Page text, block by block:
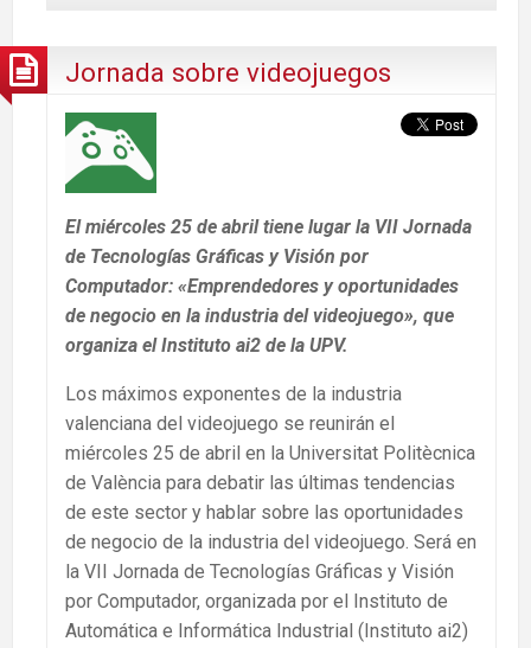
Jornada sobre videojuegos
El miércoles 25 de abril tiene lugar la VII Jornada
de Tecnologías Gráficas y Visión por
Computador: «Emprendedores y oportunidades
de negocio en la industria del videojuego», que
organiza el Instituto ai2 de la UPV.
Los máximos exponentes de la industria
valenciana del videojuego se reunirán el
miércoles 25 de abril en la Universitat Politècnica
de València para debatir las últimas tendencias
de este sector y hablar sobre las oportunidades
de negocio de la industria del videojuego. Será en
la VII Jornada de Tecnologías Gráficas y Visión
por Computador, organizada por el Instituto de
Automática e Informática Industrial (Instituto ai2)